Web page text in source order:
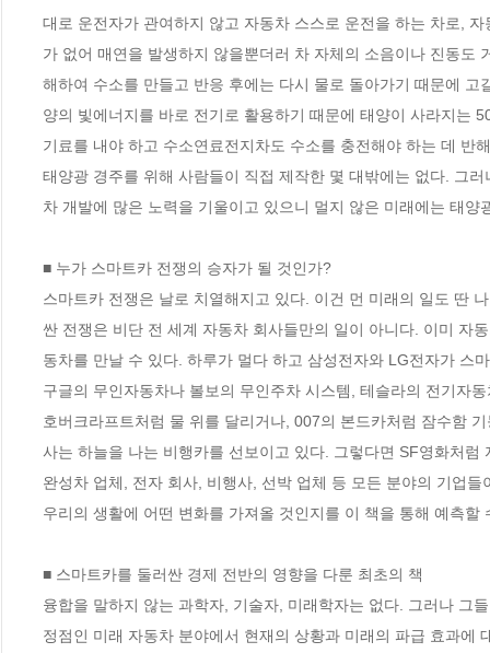
대로 운전자가 관여하지 않고 자동차 스스로 운전을 하는 차로,
가 없어 매연을 발생하지 않을뿐더러 차 자체의 소음이나 진동도
해하여 수소를 만들고 반응 후에는 다시 물로 돌아가기 때문에
양의 빛에너지를 바로 전기로 활용하기 때문에 태양이 사라지는
기료를 내야 하고 수소연료전지차도 수소를 충전해야 하는 데 반
태양광 경주를 위해 사람들이 직접 제작한 몇 대밖에는 없다. 그
차 개발에 많은 노력을 기울이고 있으니 멀지 않은 미래에는 태
■ 누가 스마트카 전쟁의 승자가 될 것인가?
스마트카 전쟁은 날로 치열해지고 있다. 이건 먼 미래의 일도 딴
싼 전쟁은 비단 전 세계 자동차 회사들만의 일이 아니다. 이미 자
동차를 만날 수 있다. 하루가 멀다 하고 삼성전자와 LG전자가 스
구글의 무인자동차나 볼보의 무인주차 시스템, 테슬라의 전기자
호버크라프트처럼 물 위를 달리거나, 007의 본드카처럼 잠수함
사는 하늘을 나는 비행카를 선보이고 있다. 그렇다면 SF영화처
완성차 업체, 전자 회사, 비행사, 선박 업체 등 모든 분야의 기업
우리의 생활에 어떤 변화를 가져올 것인지를 이 책을 통해 예측할
■ 스마트카를 둘러싼 경제 전반의 영향을 다룬 최초의 책
융합을 말하지 않는 과학자, 기술자, 미래학자는 없다. 그러나 그
정점인 미래 자동차 분야에서 현재의 상황과 미래의 파급 효과에